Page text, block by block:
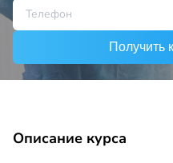
Получить
Описание курса